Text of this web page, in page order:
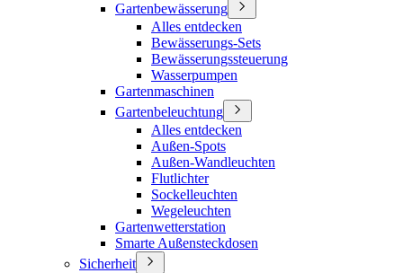
Gartenbewässerung
Alles entdecken
Bewässerungs-Sets
Bewässerungssteuerung
Wasserpumpen
Gartenmaschinen
Gartenbeleuchtung
Alles entdecken
Außen-Spots
Außen-Wandleuchten
Flutlichter
Sockelleuchten
Wegeleuchten
Gartenwetterstation
Smarte Außensteckdosen
Sicherheit